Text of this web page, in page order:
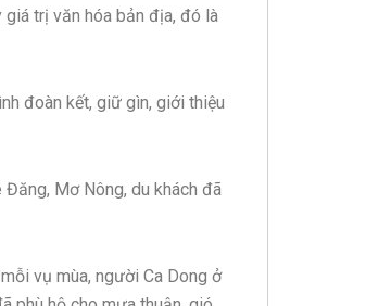
trị văn hóa bản địa, đó là
đoàn kết, giữ gìn, giới thiệu
Đăng, Mơ Nông, du khách đã
vụ mùa, người Ca Dong ở